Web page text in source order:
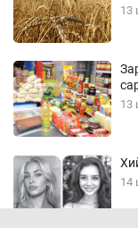
13
13
14